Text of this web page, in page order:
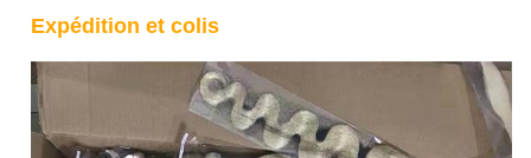
Expédition et colis